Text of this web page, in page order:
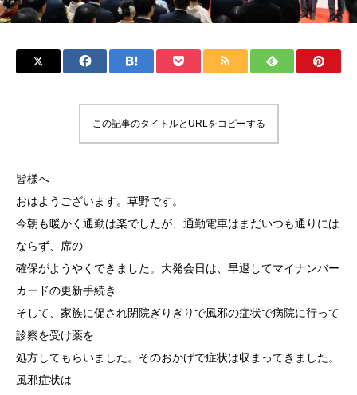
この記事のタイトルとURLをコピーする
皆様へ
おはようございます。草野です。
今朝も暖かく通勤は楽でしたが、通勤電車はまだいつも通りには
ならず、席の
確保がようやくできました。大発会日は、早退してマイナンバー
カードの更新手続き
そして、家族に促され閉院ぎりぎりで風邪の症状で病院に行って
診察を受け薬を
処方してもらいました。そのおかげで症状は収まってきました。
風邪症状は